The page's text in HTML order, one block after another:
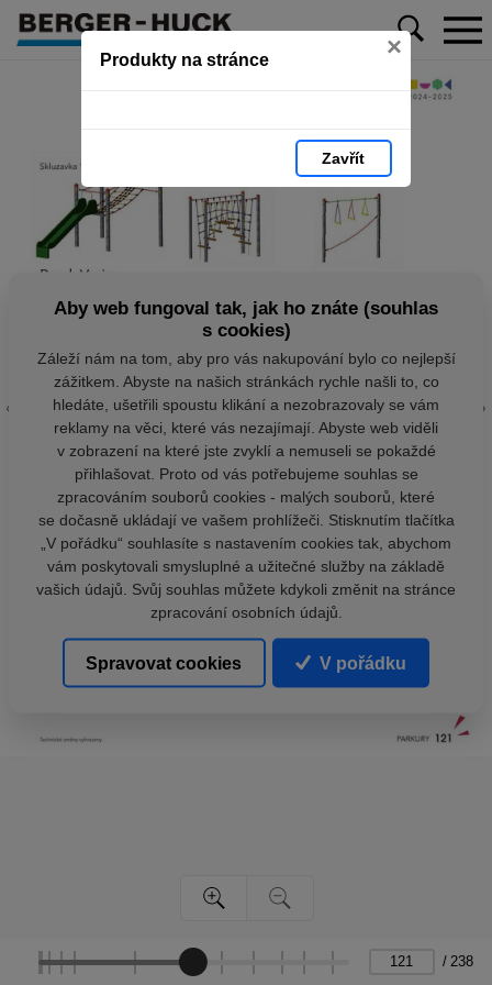
Produkty na stránce ×
Zavřít
/ 238
Aby web fungoval tak, jak ho znáte (souhlas
s cookies)
Záleží nám na tom, aby pro vás nakupování bylo co nejlepší
zážitkem. Abyste na našich stránkách rychle našli to, co
hledáte, ušetřili spoustu klikání a nezobrazovaly se vám
reklamy na věci, které vás nezajímají. Abyste web viděli
v zobrazení na které jste zvyklí a nemuseli se pokaždé
přihlašovat. Proto od vás potřebujeme souhlas se
zpracováním souborů cookies - malých souborů, které
se dočasně ukládají ve vašem prohlížeči. Stisknutím tlačítka
„V pořádku“ souhlasíte s nastavením cookies tak, abychom
vám poskytovali smysluplné a užitečné služby na základě
vašich údajů. Svůj souhlas můžete kdykoli změnit na stránce
zpracování osobních údajů.
Spravovat cookies V pořádku